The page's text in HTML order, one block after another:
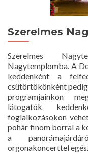
Szerelmes
Szerelmes
Nagytemplomba. A
keddenként a
csütörtökönként pedig
programjainkon
látogatók
foglalkozásokon
pohár finom borral a
a
orgonakoncerttel